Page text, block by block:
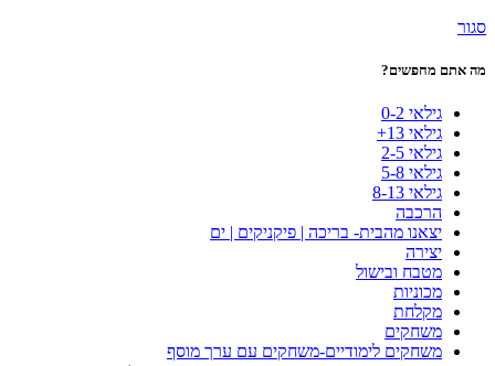
סגור
מה אתם מחפשים?
גילאי 0-2
גילאי 13+
גילאי 2-5
גילאי 5-8
גילאי 8-13
הרכבה
יצאנו מהבית- בריכה | פיקניקים | ים
יצירה
מטבח ובישול
מכוניות
מקלחת
משחקים
משחקים לימודיים-משחקים עם ערך מוסף